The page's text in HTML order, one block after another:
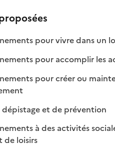
pour vivre dans un
pour accomplir les
pour créer ou
: disponible
: non disponible
et de prévention
:
: non
à des activités
de loisirs: disponible
: non disponible